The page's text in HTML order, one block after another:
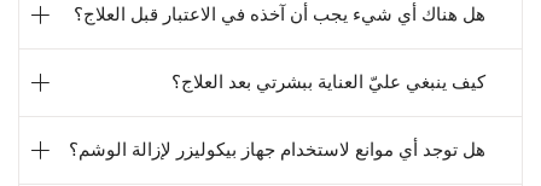
هل هناك أي شيء يجب أن آخذه في الاعتبار قبل العلاج؟
كيف ينبغي عليّ العناية ببشرتي بعد العلاج؟
هل توجد أي موانع لاستخدام جهاز بيكوليزر لإزالة الوشم؟